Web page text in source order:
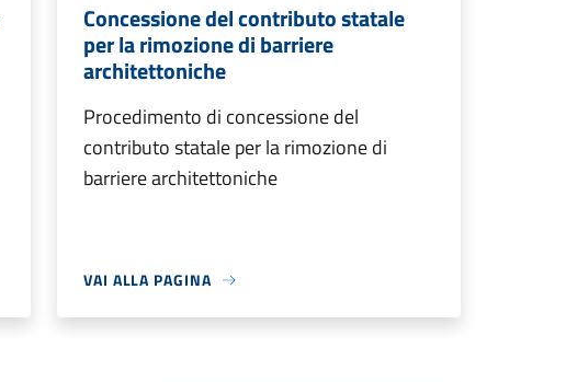
Concessione del contributo statale
per la rimozione di barriere
architettoniche
Procedimento di concessione del
contributo statale per la rimozione di
barriere architettoniche
VAI ALLA PAGINA